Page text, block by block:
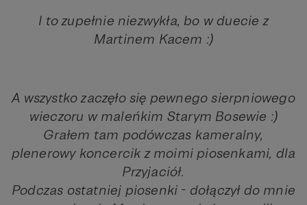
I to zupełnie niezwykła, bo w duecie z
Martinem Kacem :)
A wszystko zaczęło się pewnego sierpniowego
wieczoru w maleńkim Starym Bosewie :)
Grałem tam podówczas kameralny,
plenerowy koncercik z moimi piosenkami, dla
Przyjaciół.
Podczas ostatniej piosenki - dołączył do mnie